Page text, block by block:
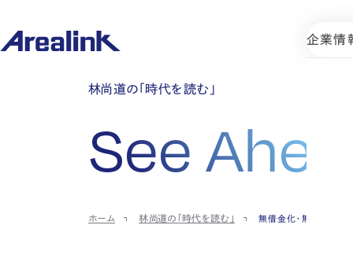
企業情
林尚道の「時代を読む」
See Ahead
ホーム 林尚道の「時代を読む」 無借金化・無リース化